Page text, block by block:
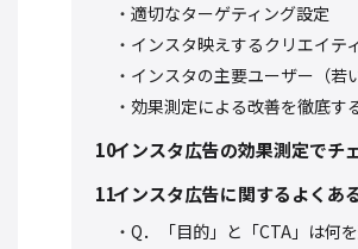
適切なターゲティング設定
インスタ映えするクリエイテ
インスタの主要ユーザー（若
効果測定による改善を徹底す
10インスタ広告の効果測定でチ
11インスタ広告に関するよくあ
Q．「目的」と「CTA」は何